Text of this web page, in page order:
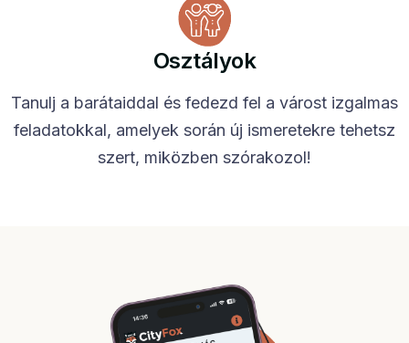
Osztályok
Tanulj a barátaiddal és fedezd fel a várost izgalmas
feladatokkal, amelyek során új ismeretekre tehetsz
szert, miközben szórakozol!